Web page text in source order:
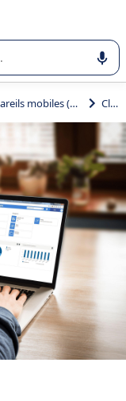
la sélection de
Gestion des appareils mobiles (MDM) Clyd